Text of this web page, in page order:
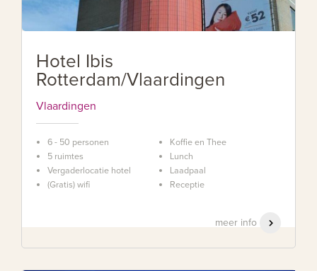
Hotel Ibis
Rotterdam/Vlaardingen
Vlaardingen
6 - 50 personen
5 ruimtes
Vergaderlocatie hotel
(Gratis) wifi
Koffie en Thee
Lunch
Laadpaal
Receptie
meer info